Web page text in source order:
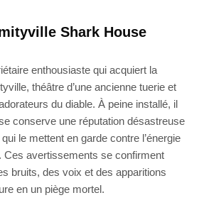
Shark House
enthousiaste qui acquiert la
théâtre d’une ancienne tuerie et
du diable. À peine installé, il
conserve une réputation désastreuse
le mettent en garde contre l’énergie
Ces avertissements se confirment
bruits, des voix et des apparitions
en un piège mortel.